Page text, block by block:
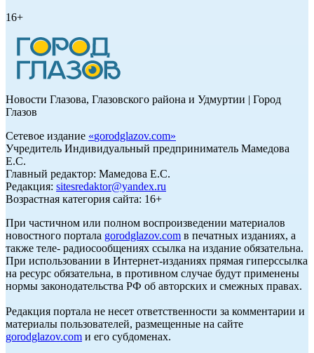
16+
Новости Глазова, Глазовского района и Удмуртии | Город
Глазов
Сетевое издание «gorodglazov.com»
Учредитель Индивидуальный предприниматель Мамедова
Е.С.
Главный редактор: Мамедова Е.С.
Редакция: sitesredaktor@yandex.ru
Возрастная категория сайта: 16+
При частичном или полном воспроизведении материалов
новостного портала gorodglazov.com в печатных изданиях, а
также теле- радиосообщениях ссылка на издание обязательна.
При использовании в Интернет-изданиях прямая гиперссылка
на ресурс обязательна, в противном случае будут применены
нормы законодательства РФ об авторских и смежных правах.
Редакция портала не несет ответственности за комментарии и
материалы пользователей, размещенные на сайте
gorodglazov.com и его субдоменах.